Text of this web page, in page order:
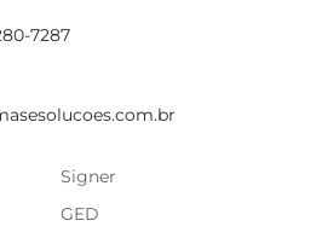
7287
Signer
GED